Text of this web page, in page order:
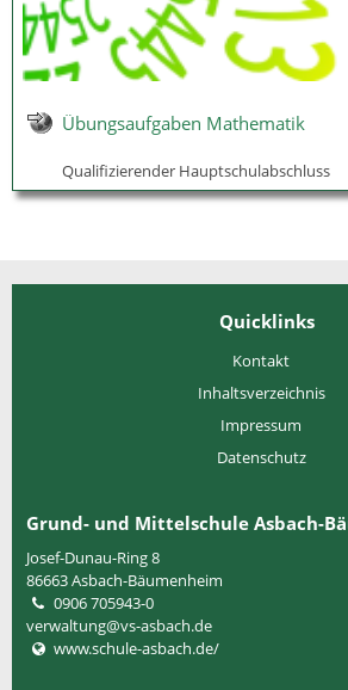
Übungsaufgaben Mathematik
Qualifizierender Hauptschulabschluss
Quicklinks
Kontakt
Inhaltsverzeichnis
Impressum
Datenschutz
Grund- und Mittelschule Asbach-
Josef-Dunau-Ring 8
86663Asbach-Bäumenheim
0906 705943-0
verwaltung@vs-asbach.de
www.schule-asbach.de/